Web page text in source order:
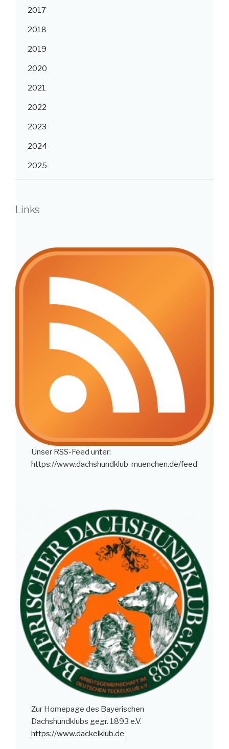
2017
2018
2019
2020
2021
2022
2023
2024
2025
Links
Unser RSS-Feed unter:
https://www.dachshundklub-muenchen.de/feed
Zur Homepage des Bayerischen
Dachshundklubs gegr. 1893 e.V.
https://www.dackelklub.de